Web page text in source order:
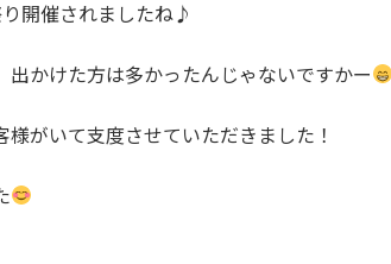
開催されましたね♪
出かけた方は多かったんじゃないですかー
がいて支度させていただきました！